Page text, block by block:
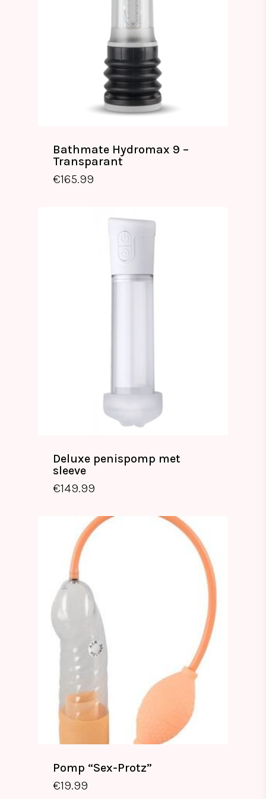
Bathmate Hydromax 9 –
Transparant
€165.99
€
Deluxe penispomp met
sleeve
€149.99
Pomp “Sex-Protz”
€19.99
€19.99